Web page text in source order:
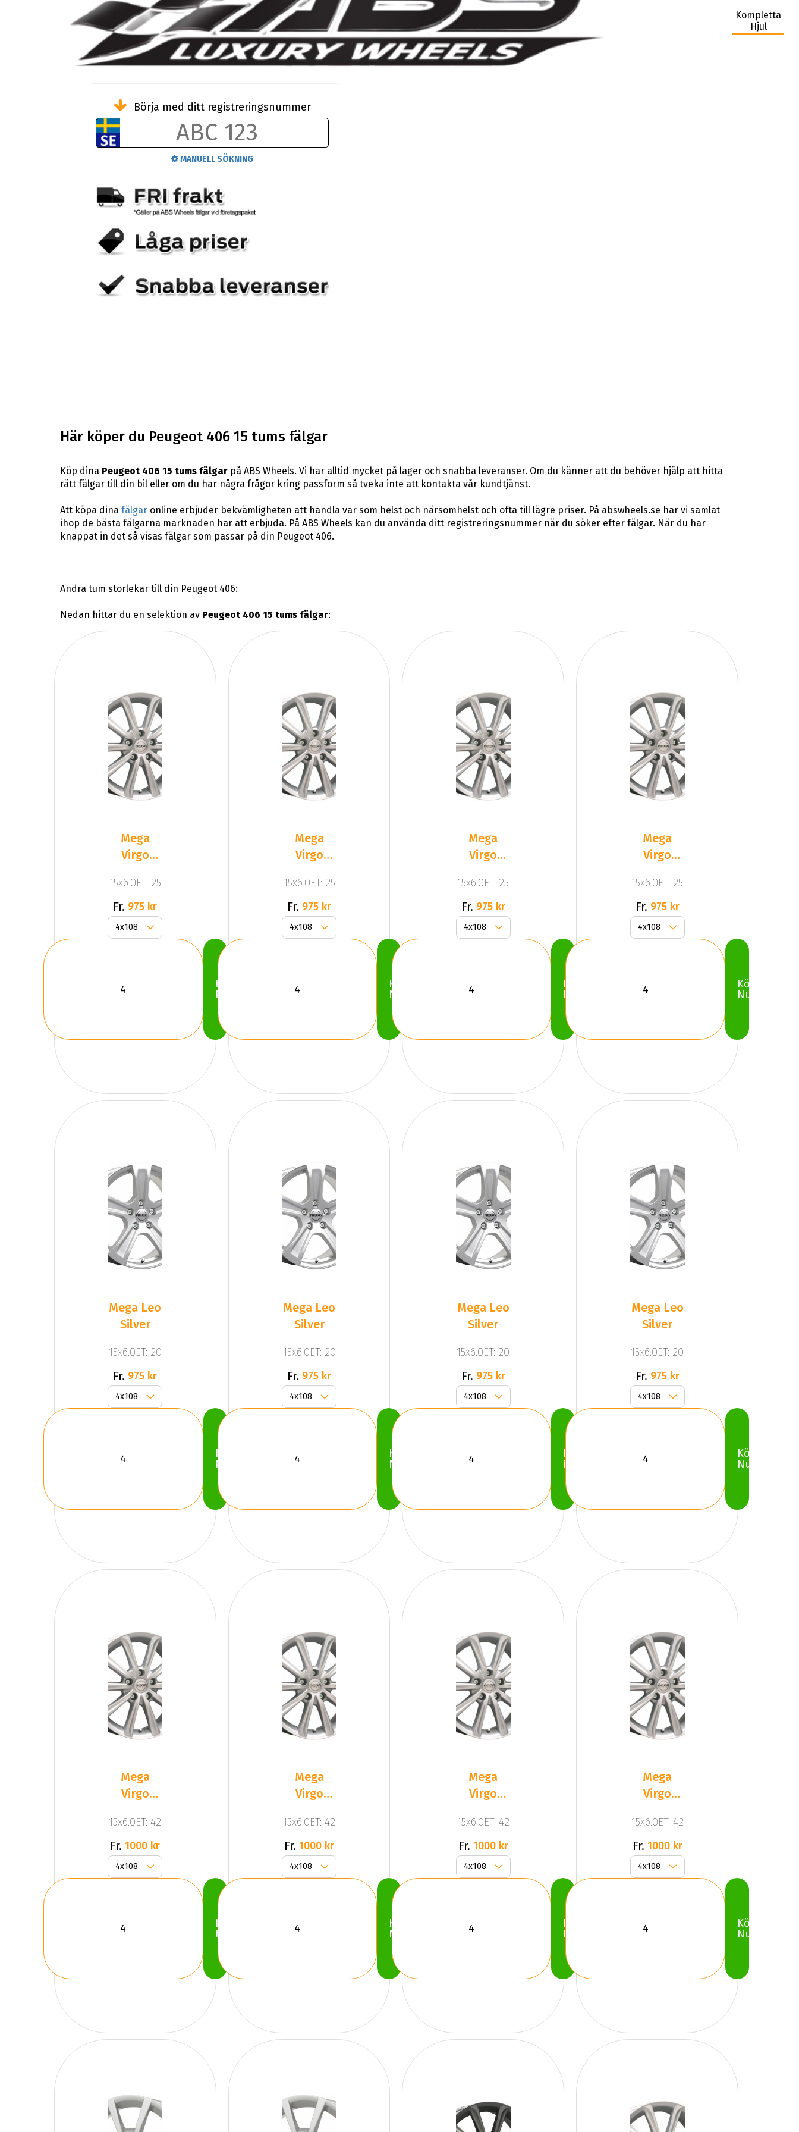
Kompletta
Hjul
Börja med ditt registreringsnummer
MANUELL SÖKNING
Här köper du Peugeot 406 15 tums fälgar
Köp dina Peugeot 406 15 tums fälgarpå ABS Wheels. Vi har alltid mycket på lager och snabba leveranser. Om du känner att du behöver hjälp att hitta
rätt fälgar till din bil eller om du har några frågor kring passform så tveka inte att kontakta vår kundtjänst.
Att köpa dina fälgaronline erbjuder bekvämligheten att handla var som helst och närsomhelst och ofta till lägre priser. På abswheels.se har vi samlat
ihop de bästa fälgarna marknaden har att erbjuda. På ABS Wheels kan du använda ditt registreringsnummer när du söker efter fälgar. När du har
knappat in det så visas fälgar som passar på din Peugeot 406.
Andra tum storlekar till din Peugeot 406:
Nedan hittar du en selektion av Peugeot 406 15 tums fälgar:
Mega
Virgo
15x6.0ET: 25
Fr. 975 kr
Köp
Nu
Mega
Virgo
15x6.0ET: 25
Fr. 975 kr
Köp
Nu
Mega
Virgo
15x6.0ET: 25
Fr. 975 kr
Köp
Nu
Mega
Virgo
15x6.0ET: 25
Fr. 975 kr
Köp
Nu
Mega Leo
Silver
15x6.0ET: 20
Fr. 975 kr
Köp
Nu
Mega Leo
Silver
15x6.0ET: 20
Fr. 975 kr
Köp
Nu
Mega Leo
Silver
15x6.0ET: 20
Fr. 975 kr
Köp
Nu
Mega Leo
Silver
15x6.0ET: 20
Fr. 975 kr
Köp
Nu
Mega
Virgo
15x6.0ET: 42
Fr. 1000 kr
Köp
Nu
Mega
Virgo
15x6.0ET: 42
Fr. 1000 kr
Köp
Nu
Mega
Virgo
15x6.0ET: 42
Fr. 1000 kr
Köp
Nu
Mega
Virgo
15x6.0ET: 42
Fr. 1000 kr
Köp
Nu